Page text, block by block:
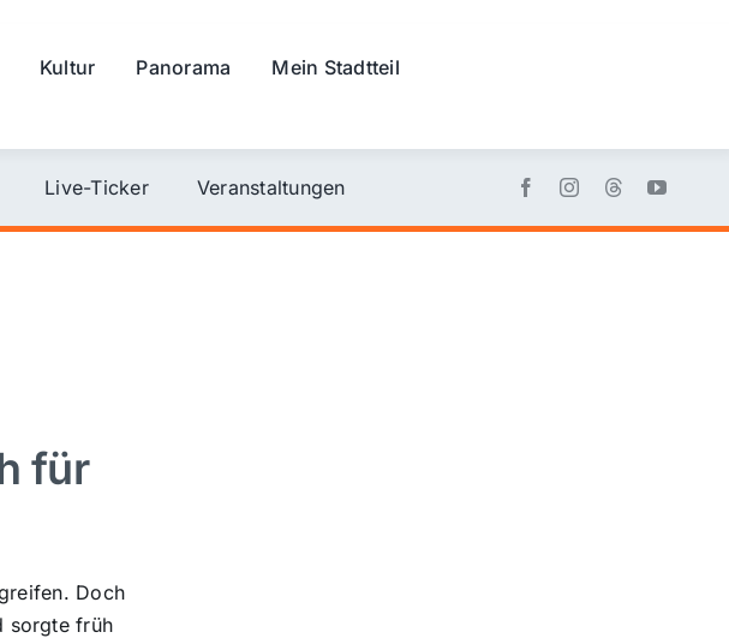
Kultur Panorama
Mein Stadtteil
Live-Ticker Veranstaltungen
für
Doch
sorgte früh